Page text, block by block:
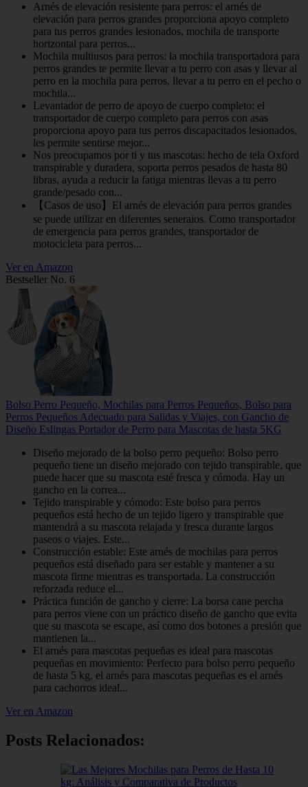
Arnés de elevación resistente para perros: el arnés de
elevación para perros grandes proporciona apoyo completo
para tus perros grandes lesionados, mochila de transporte
horizontal para perros...
Mochila multiusos para perros: la mochila transportadora para
perros grandes te permite llevar a tu perro con asas y llevar al
perro en la mochila para perros, llevar a tu perro en el pecho o
mochila...
Levantador de perro de apoyo de cuerpo completo: el
transportador de cuerpo completo para perros con asas
proporciona apoyo para tus perros discapacitados lesionados,
les permite sentirse mejor...
Nos preocupamos por ti y tus mascotas: hecho de tela Oxford
transpirable y duradera, soporta perros pesados de hasta 80
libras, ayuda a reducir la fatiga mientras llevas a tu perro
grande/pesado con...
【Casos de uso】El arnés de elevación para perros grandes
se puede utilizar en diferentes seneraios. Como transportador
de emergencia para perros grandes, transportador de
motocicleta para perros...
Ver en Amazon
Bestseller No. 6
Bolso Perro Pequeño, Mochilas para Perros Pequeños, Bolso para
Perros Pequeños Adecuado para Salidas y Viajes, con Gancho de
Diseño Eslingas Portador de Perro para Mascotas de hasta 5KG
Diseño mejorado de la bolso perro pequeño: Bolso perro
pequeño tiene un diseño mejorado con tejido transpirable, que
puede hacer que su mascota esté fresca y cómoda. Hay un
gancho en la correa...
Tejido transpirable y cómodo: Este bolso para perros
pequeños está hecho de un tejido ligero y transpirable que
mantendrá a su mascota relajada y fresca durante largos
paseos o viajes. Este...
Construcción estable: Este arnés de mochilas para perros
pequeños está diseñado para ser estable y mantener a su
mascota firme mientras es transportada. La construcción
reforzada reduce el...
Práctica función de gancho y cierre: La borsa cane percha
para perros viene con un práctico diseño de gancho que evita
que su mascota se escape, así como dos botones a presión que
mantienen la...
El arnés para mascotas pequeñas es ideal para mascotas
pequeñas en movimiento: Perfecto para bolso perro pequeño
de hasta 5 kg, el arnés para mascotas pequeñas es el arnés
para cachorros ideal...
Ver en Amazon
Posts Relacionados: